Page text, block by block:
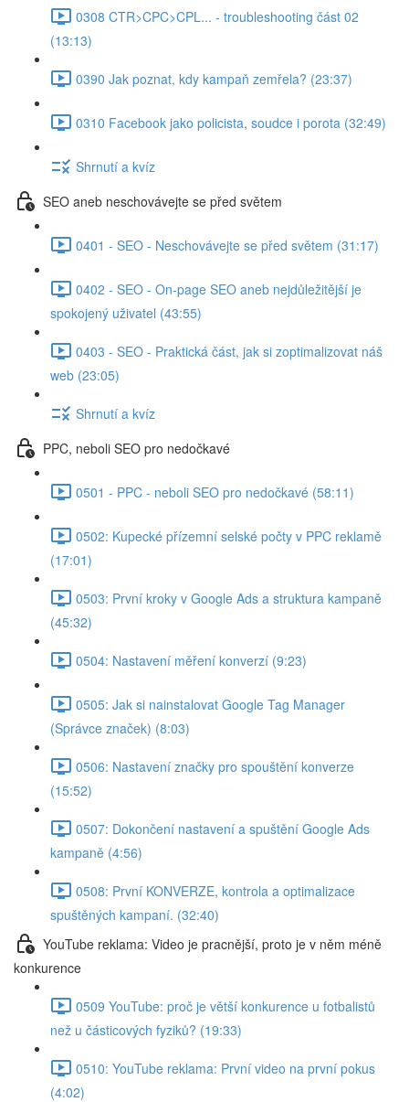
0308 CTR>CPC>CPL... - troubleshooting část 02
(13:13)
0390 Jak poznat, kdy kampaň zemřela? (23:37)
0310 Facebook jako policista, soudce i porota (32:49)
Shrnutí a kvíz
SEO aneb neschovávejte se před světem
0401 - SEO - Neschovávejte se před světem (31:17)
0402 - SEO - On-page SEO aneb nejdůležitější je
spokojený uživatel (43:55)
0403 - SEO - Praktická část, jak si zoptimalizovat náš
web (23:05)
Shrnutí a kvíz
PPC, neboli SEO pro nedočkavé
0501 - PPC - neboli SEO pro nedočkavé (58:11)
0502: Kupecké přízemní selské počty v PPC reklamě
(17:01)
0503: První kroky v Google Ads a struktura kampaně
(45:32)
0504: Nastavení měření konverzí (9:23)
0505: Jak si nainstalovat Google Tag Manager
(Správce značek) (8:03)
0506: Nastavení značky pro spouštění konverze
(15:52)
0507: Dokončení nastavení a spuštění Google Ads
kampaně (4:56)
0508: První KONVERZE, kontrola a optimalizace
spuštěných kampaní. (32:40)
YouTube reklama: Video je pracnější, proto je v něm méně
konkurence
0509 YouTube: proč je větší konkurence u fotbalistů
než u částicových fyziků? (19:33)
0510: YouTube reklama: První video na první pokus
(4:02)